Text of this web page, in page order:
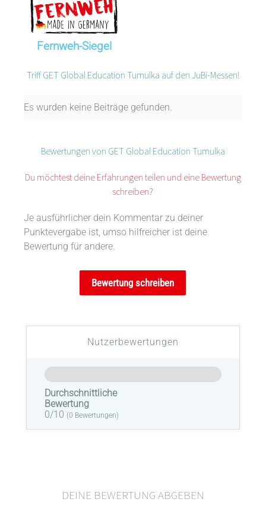
Fernweh-Siegel
Triff GET Global Education Tumulka auf den JuBi-Messen!
Es wurden keine Beiträge gefunden.
Bewertungen von GET Global Education Tumulka
Du möchtest deine Erfahrungen teilen und eine Bewertung
schreiben?
Je ausführlicher dein Kommentar zu deiner
Punktevergabe ist, umso hilfreicher ist deine
Bewertung für andere.
Bewertung schreiben
Nutzerbewertungen
Durchschnittliche
Bewertung
0/10 (0 Bewertungen)
DEINE BEWERTUNG ABGEBEN